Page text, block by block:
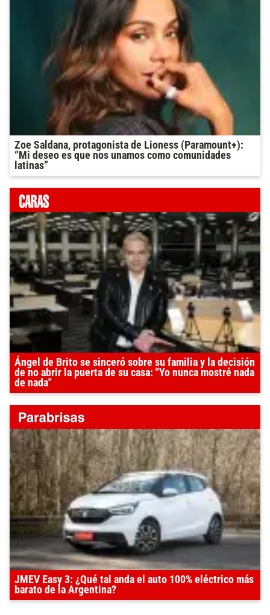
Zoe Saldana, protagonista de Lioness (Paramount+):
“Mi deseo es que nos unamos como comunidades
latinas”
Ángel de Brito se sinceró sobre su familia y la decisión
de no abrir la puerta de su casa: "Yo nunca mostré nada
de nada"
JMEV Easy 3: ¿Qué tal anda el auto 100% eléctrico más
barato de la Argentina?